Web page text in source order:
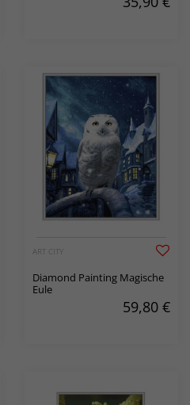
ART CITY
Diamond Painting Magische
Eule
59,80 €